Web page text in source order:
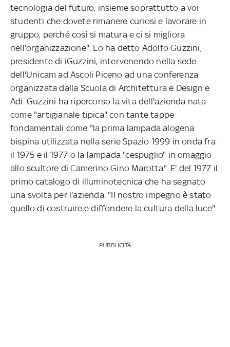
tecnologia del futuro, insieme soprattutto a voi
studenti che dovete rimanere curiosi e lavorare in
gruppo, perché così si matura e ci si migliora
nell'organizzazione". Lo ha detto Adolfo Guzzini,
presidente di iGuzzini, intervenendo nella sede
dell'Unicam ad Ascoli Piceno ad una conferenza
organizzata dalla Scuola di Architettura e Design e
Adi. Guzzini ha ripercorso la vita dell'azienda nata
come "artigianale tipica" con tante tappe
fondamentali come "la prima lampada alogena
bispina utilizzata nella serie Spazio 1999 in onda fra
il 1975 e il 1977 o la lampada "cespuglio" in omaggio
allo scultore di Camerino Gino Marotta". E' del 1977 il
primo catalogo di illuminotecnica che ha segnato
una svolta per l'azienda. "Il nostro impegno è stato
quello di costruire e diffondere la cultura della luce".
PUBBLICITÀ